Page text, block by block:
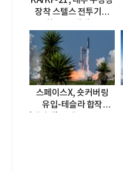
장착 스텔스 전투기로
스페이스X, 숏커버링
유입-테슬라 합작